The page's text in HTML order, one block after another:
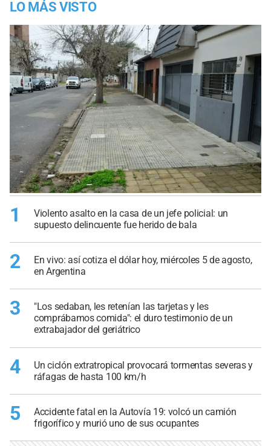
LO MÁS VISTO
1
Violento asalto en la casa de un jefe policial: un
supuesto delincuente fue herido de bala
2
En vivo: así cotiza el dólar hoy, miércoles 5 de agosto,
en Argentina
3
"Los sedaban, les retenían las tarjetas y les
comprábamos comida": el duro testimonio de un
extrabajador del geriátrico
4
Un ciclón extratropical provocará tormentas severas y
ráfagas de hasta 100 km/h
5
Accidente fatal en la Autovía 19: volcó un camión
frigorífico y murió uno de sus ocupantes